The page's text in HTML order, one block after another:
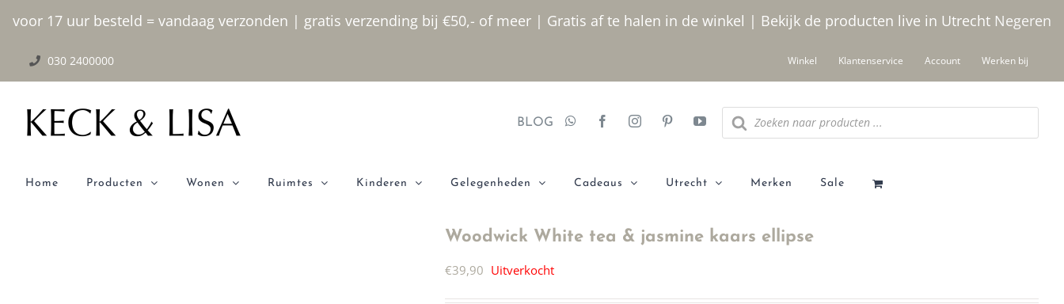
voor 17 uur besteld = vandaag verzonden | gratis verzending bij €50,- of meer | Gratis af te halen in de winkel | Bekijk de producten live in Utrecht Negeren
inhoud
030 2400000 Winkel Klantenservice Account Werken bij
BLOG
Producten
zoeken
Home Producten Wonen Ruimtes Kinderen Gelegenheden Cadeaus Utrecht Merken Sale
Woodwick White tea & jasmine kaars ellipse
€39,90 Uitverkocht